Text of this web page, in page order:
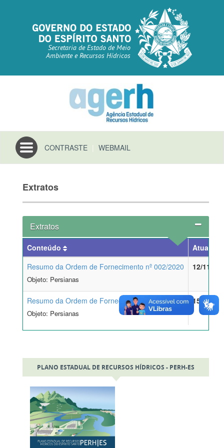
Secretaria de Estado de Meio
Ambiente e Recursos Hídricos
Toggle
navigation
CONTRASTE | WEBMAIL
Extratos
Extratos
Conteúdo
Resumo da Ordem de Fornecimento nº 002/2020
Objeto: Persianas
12/11/
Resumo da Ordem de Fornecimento nº 001/2020
Objeto: Persianas
15/10/
PLANO ESTADUAL DE RECURSOS HÍDRICOS - PERH-ES